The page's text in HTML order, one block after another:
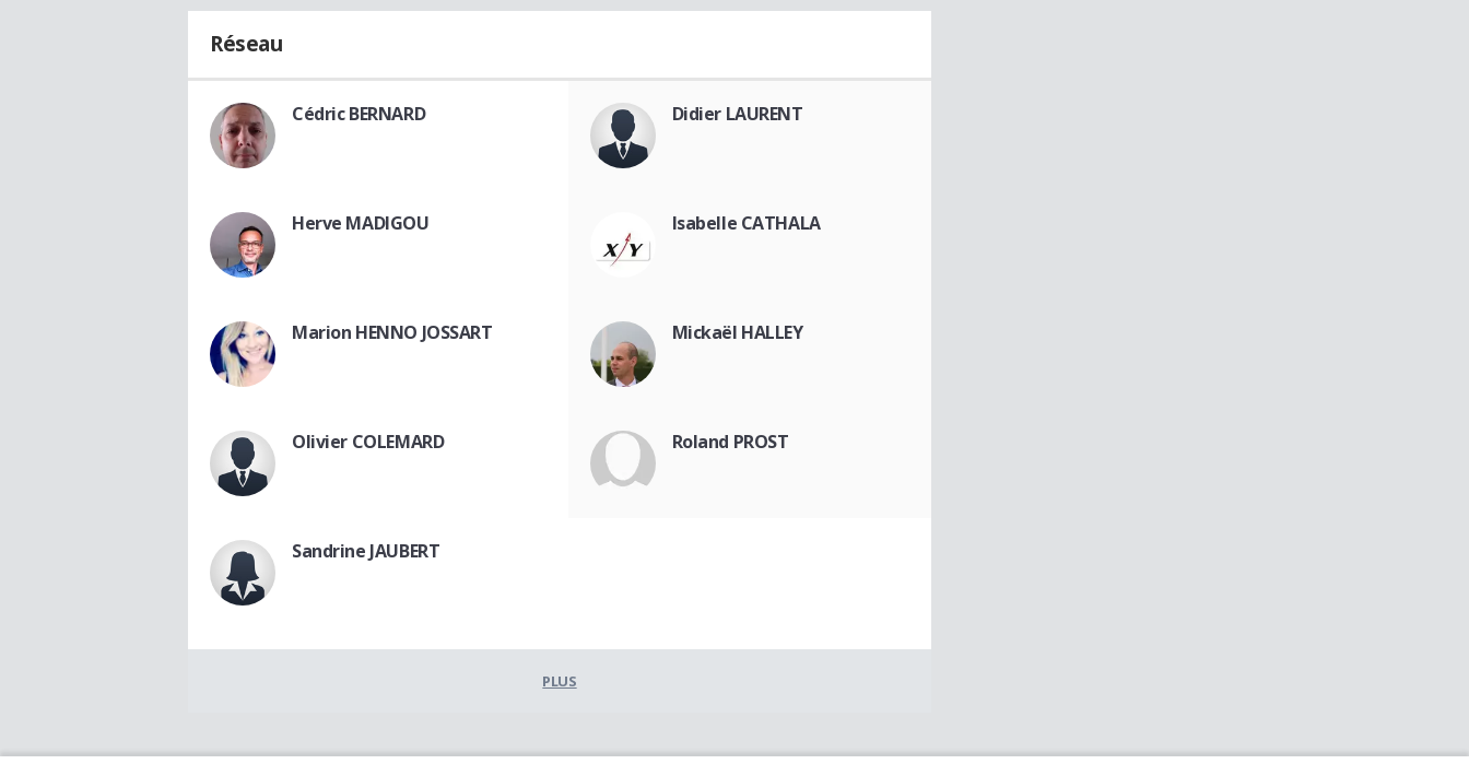
Réseau
Cédric BERNARD Didier LAURENT
Herve MADIGOU Isabelle CATHALA
Marion HENNO JOSSART Mickaël HALLEY
Olivier COLEMARD Roland PROST
Sandrine JAUBERT
PLUS